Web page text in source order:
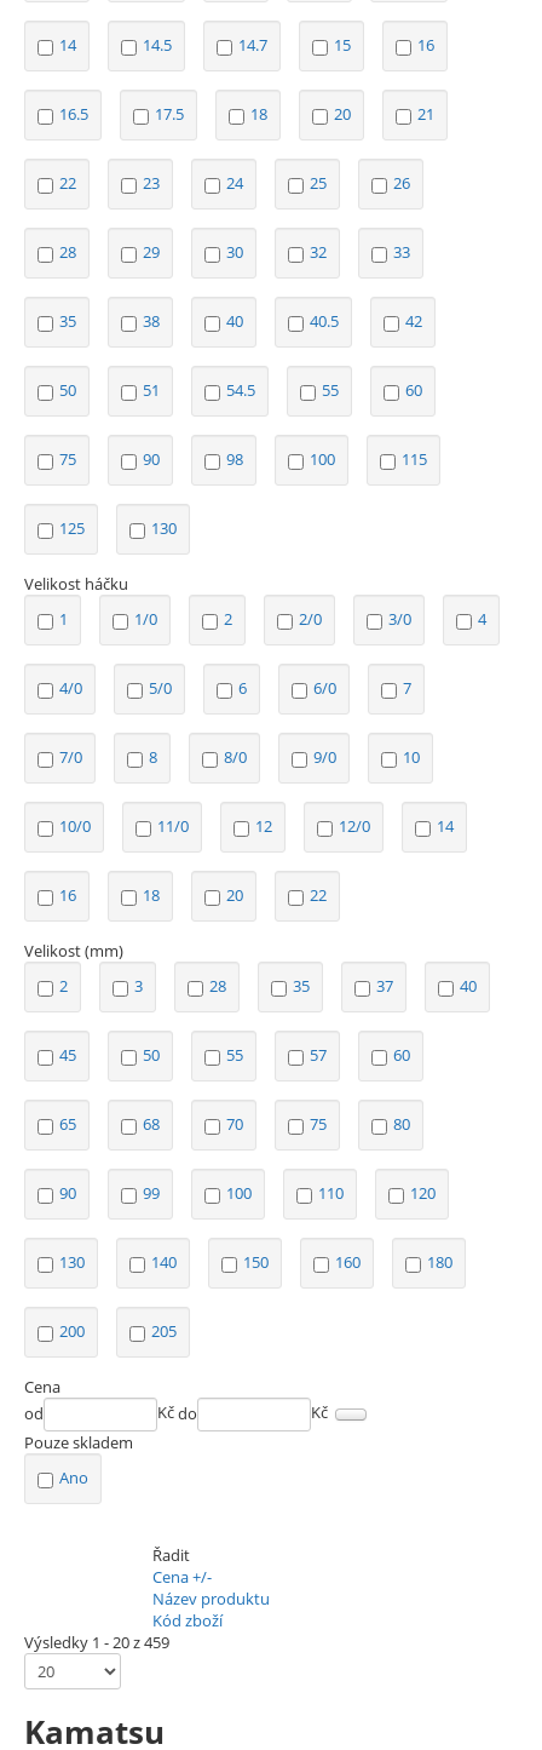
14 14.5 14.7 15 16
16.5 17.5 18 20 21
22 23 24 25 26
28 29 30 32 33
35 38 40 40.5 42
50 51 54.5 55 60
75 90 98 100 115
125 130
Velikost háčku
1
1/0 2 2/0 3/0 4
4/0 5/0 6 6/0 7
7/0 8 8/0 9/0 10
10/0 11/0 12 12/0 14
16 18 20 22
Velikost (mm)
2
3 28 35 37 40
45 50 55 57 60
65 68 70 75 80
90 99 100 110 120
130 140 150 160 180
200 205
Cena
od
Kčdo
Kč
Pouze skladem
Ano
Řadit
Cena +/-
Název produktu
Kód zboží
Výsledky 1 - 20 z 459
Kamatsu